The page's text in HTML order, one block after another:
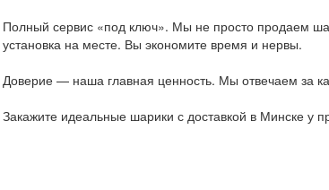
Полный сервис «под ключ». Мы не просто продаем
установка на месте. Вы экономите время и нервы.
Доверие — наша главная ценность. Мы отвечаем за
Закажите идеальные шарики с доставкой в Минске у